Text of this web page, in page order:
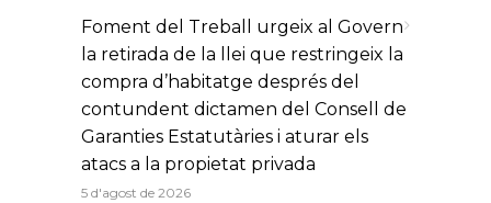
Foment del Treball urgeix al Govern
la retirada de la llei que restringeix la
compra d’habitatge després del
contundent dictamen del Consell de
Garanties Estatutàries i aturar els
atacs a la propietat privada
5 d'agost de 2026